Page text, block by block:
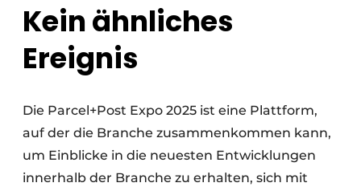
Kein ähnliches
Ereignis
Die Parcel+Post Expo 2025 ist eine Plattform,
auf der die Branche zusammenkommen kann,
um Einblicke in die neuesten Entwicklungen
innerhalb der Branche zu erhalten, sich mit